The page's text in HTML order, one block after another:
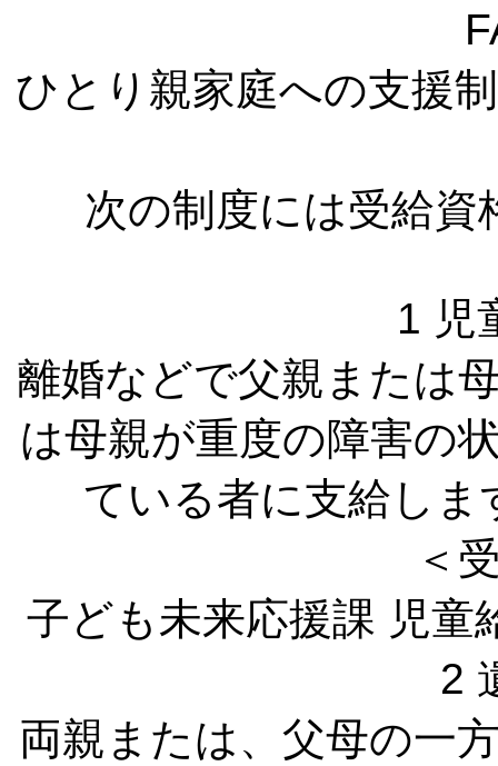
ひとり親家庭への支援
次の制度には受給
1 児
離婚などで父親または
は母親が重度の障害の
ている者に支給しま
＜
子ども未来応援課 児童
2
両親または、父母の一